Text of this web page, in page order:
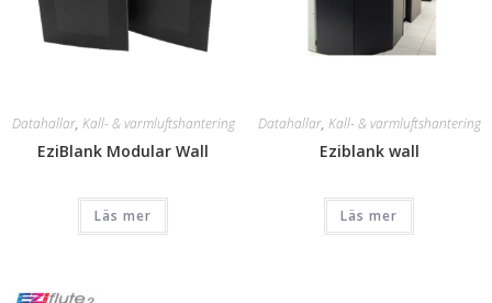
Datahallar, Kall- & varmluftshantering
EziBlank Modular Wall
Läs mer
Datahallar, Kall- & varmluftshantering
Eziblank wall
Läs mer